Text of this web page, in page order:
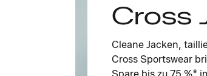
Cross
Cleane Jacken,
Cross Sportswear